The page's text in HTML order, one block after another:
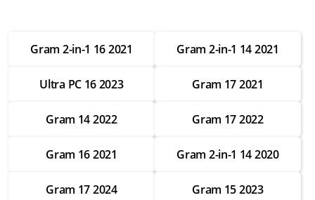
Настройка операционной системы
от 3 500 ₽
от 3 500 ₽
Замена SSD
Gram 2-in-1 16 2021 Gram 2-in-1 14 2021
Ultra PC 16 2023 Gram 17 2021
Gram 14 2022 Gram 17 2022
Gram 16 2021 Gram 2-in-1 14 2020
Gram 17 2024 Gram 15 2023